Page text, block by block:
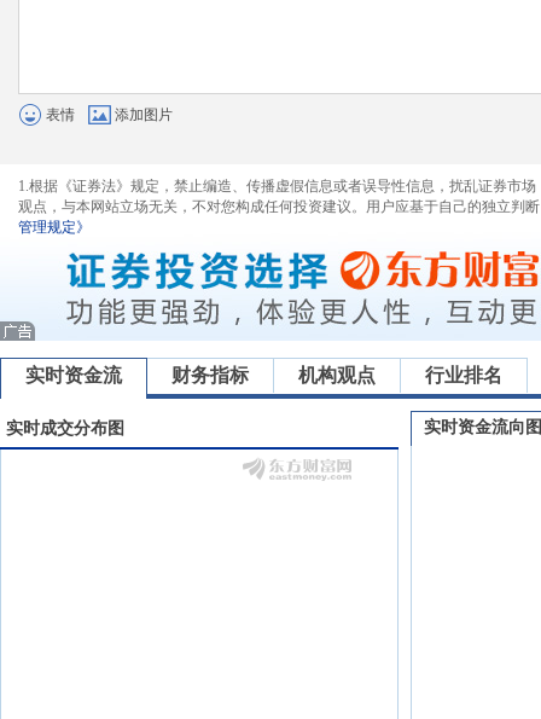
表情 添加图片
1.根据《证券法》规定，禁止编造、传播虚假信息或者误导性信息，扰乱证券市
观点，与本网站立场无关，不对您构成任何投资建议。用户应基于自己的独立判
管理规定》
实时资金流 财务指标 机构观点 行业排名
实时成交分布图 实时资金流向图